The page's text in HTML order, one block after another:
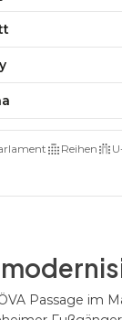
Reihen
Passage im